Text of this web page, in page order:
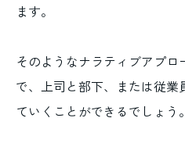
ます。
そのようなナラティブアプロ
で、上司と部下、または従
ていくことができるでしょう。